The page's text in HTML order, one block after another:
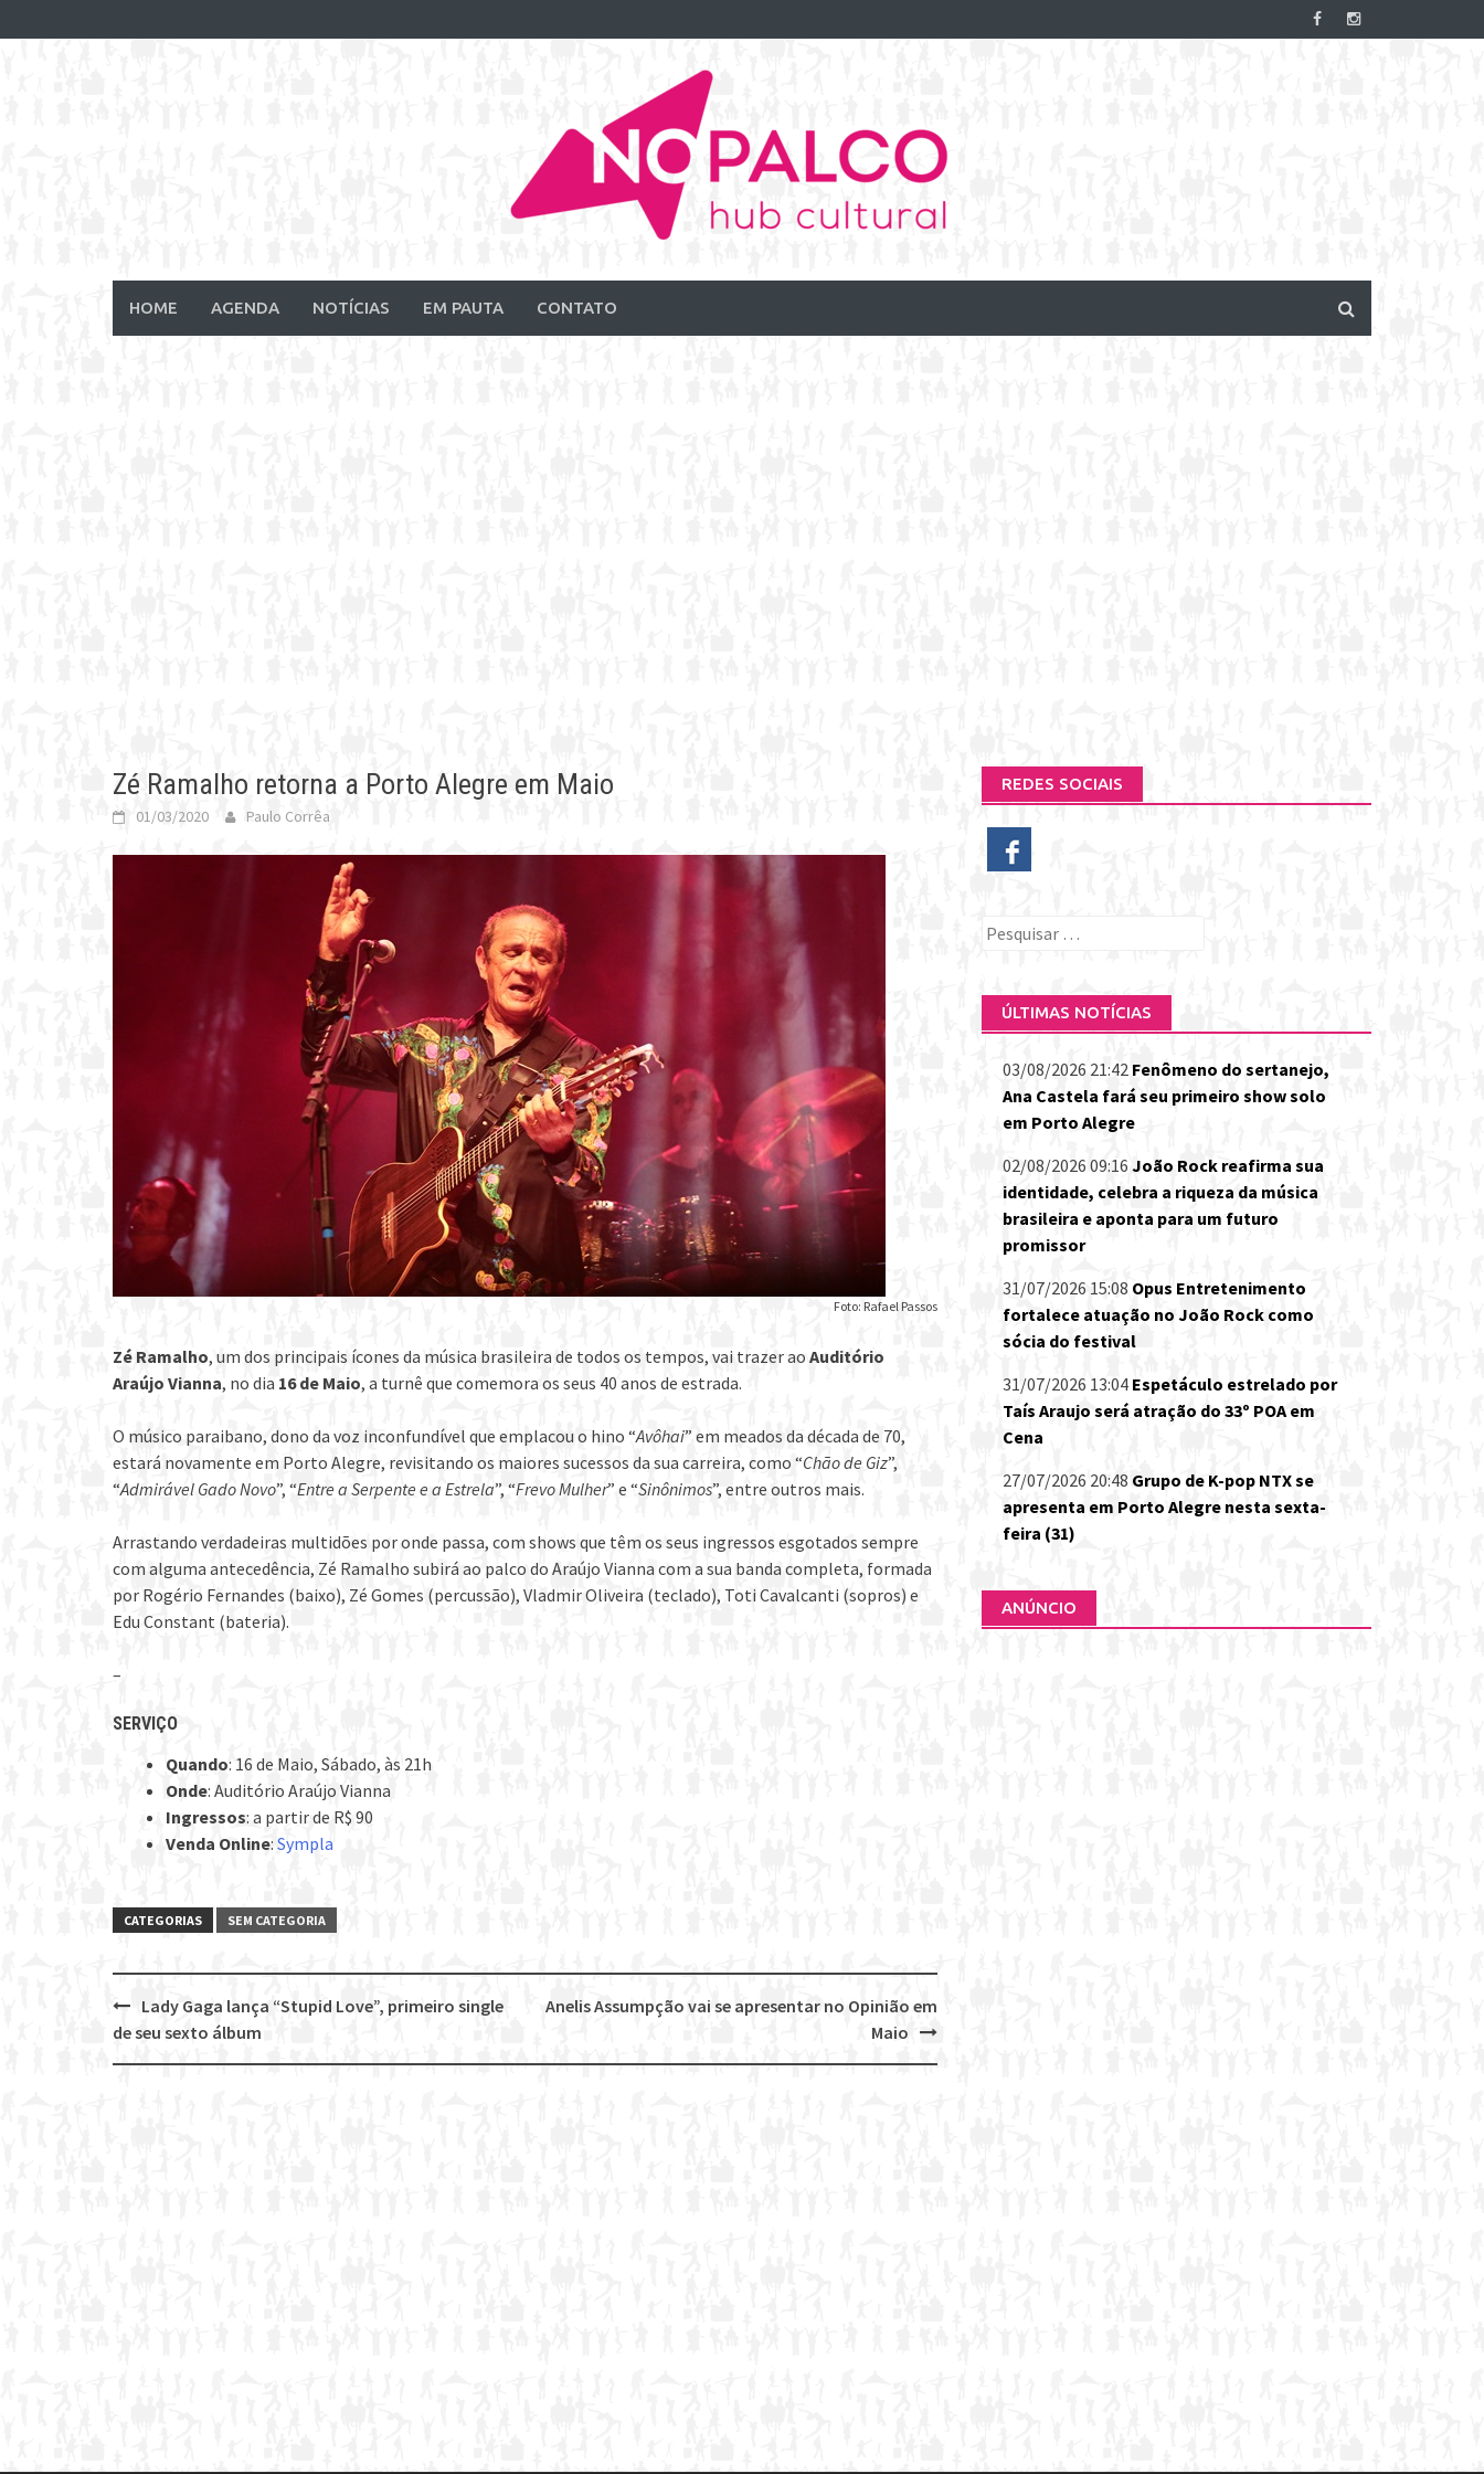
to
HOME AGENDA NOTÍCIAS EM PAUTA CONTATO
Zé Ramalho retorna a Porto Alegre em Maio
01/03/2020 Paulo Corrêa
Foto: Rafael Passos
Zé Ramalho, um dos principais ícones da música brasileira de todos os tempos, vai trazer ao Auditório
Araújo Vianna, no dia 16 de Maio, a turnê que comemora os seus 40 anos de estrada.
O músico paraibano, dono da voz inconfundível que emplacou o hino “Avôhai” em meados da década de 70,
estará novamente em Porto Alegre, revisitando os maiores sucessos da sua carreira, como “Chão de Giz”,
“Admirável Gado Novo”, “Entre a Serpente e a Estrela”, “Frevo Mulher” e “Sinônimos”, entre outros mais.
Arrastando verdadeiras multidões por onde passa, com shows que têm os seus ingressos esgotados sempre
com alguma antecedência, Zé Ramalho subirá ao palco do Araújo Vianna com a sua banda completa, formada
por Rogério Fernandes (baixo), Zé Gomes (percussão), Vladmir Oliveira (teclado), Toti Cavalcanti (sopros) e
Edu Constant (bateria).
–
SERVIÇO
Quando: 16 de Maio, Sábado, às 21h
Onde: Auditório Araújo Vianna
Ingressos: a partir de R$ 90
Venda Online: Sympla
CATEGORIAS SEM CATEGORIA
Post
navigation
Anelis Assumpção vai se apresentar no Opinião em
Maio
Lady Gaga lança “Stupid Love”, primeiro single
de seu sexto álbum
REDES SOCIAIS
Pesquisar
ÚLTIMAS NOTÍCIAS
03/08/2026 21:42 Fenômeno do sertanejo,
Ana Castela fará seu primeiro show solo
em Porto Alegre
02/08/2026 09:16 João Rock reafirma sua
identidade, celebra a riqueza da música
brasileira e aponta para um futuro
promissor
31/07/2026 15:08 Opus Entretenimento
fortalece atuação no João Rock como
sócia do festival
31/07/2026 13:04 Espetáculo estrelado por
Taís Araujo será atração do 33º POA em
Cena
27/07/2026 20:48 Grupo de K-pop NTX se
apresenta em Porto Alegre nesta sexta-
feira (31)
ANÚNCIO